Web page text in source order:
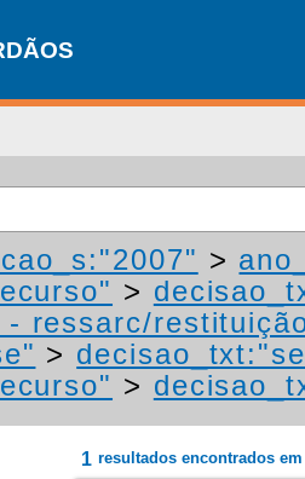
>
>
- ressarc/
>
>
1 resultados encontrados